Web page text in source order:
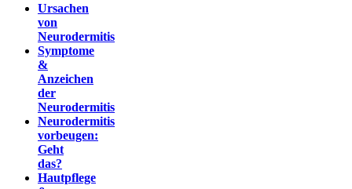
Ursachen
von
Neurodermitis
Symptome
&
Anzeichen
der
Neurodermitis
Neurodermitis
vorbeugen:
Geht
das?
Hautpflege